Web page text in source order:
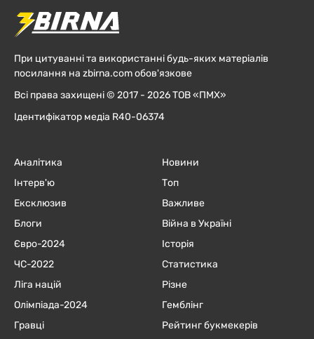
При цитуванні та використанні будь-яких матеріалів
посилання на zbirna.com обов'язкове
Всі права захищені © 2017 - 2026 ТОВ «ПМХ»
Ідентифікатор медіа R40-06374
Аналітика
Інтерв'ю
Ексклюзив
Блоги
Євро-2024
ЧC-2022
Ліга націй
Олімпіада-2024
Гравці
Новини
Топ
Важливе
Війна в Україні
Історія
Статистика
Різне
Гемблінг
Рейтинг букмекерів